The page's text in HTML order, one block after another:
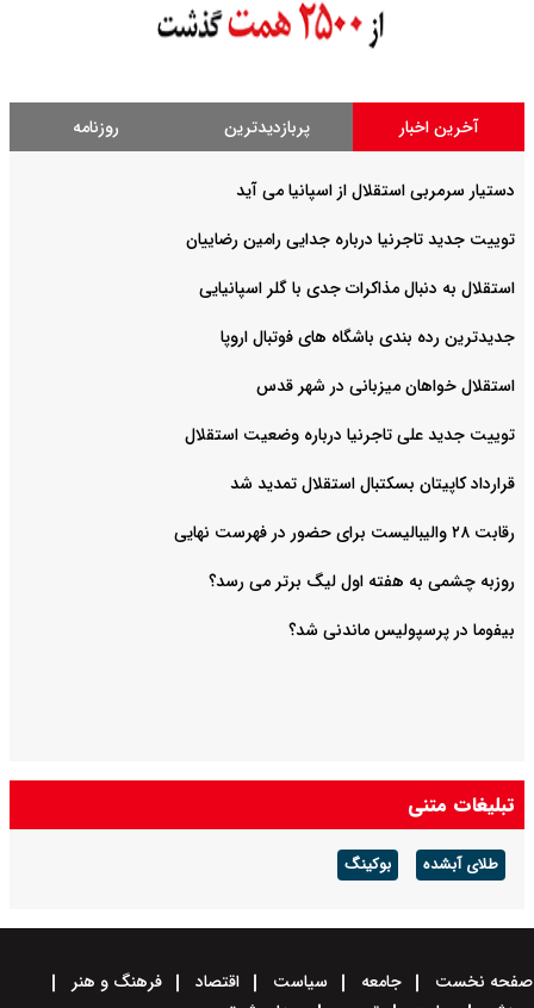
آخرین اخبار پربازدیدترین روزنامه
دستیار سرمربی استقلال از اسپانیا می آید
توییت جدید تاجرنیا درباره جدایی رامین رضاییان
استقلال به دنبال مذاکرات جدی با گلر اسپانیایی
جدیدترین رده بندی باشگاه های فوتبال اروپا
استقلال خواهان میزبانی در شهر قدس
توییت جدید علی تاجرنیا درباره وضعیت استقلال
قرارداد کاپیتان بسکتبال استقلال تمدید شد
رقابت ۲۸ والیبالیست برای حضور در فهرست نهایی
روزبه چشمی به هفته اول لیگ برتر می رسد؟
بیفوما در پرسپولیس ماندنی شد؟
تبلیغات متنی
طلای آبشده بوکینگ
صفحه نخست جامعه سیاست اقتصاد
فرهنگ و هنر